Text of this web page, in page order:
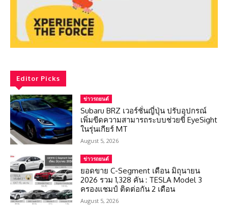
Editor Picks
ข่าวรถยนต์
Subaru BRZ เวอร์ชั่นญี่ปุ่น ปรับอุปกรณ์
เพิ่มขีดความสามารถระบบช่วยขี่ EyeSight
ในรุ่นเกียร์ MT
August 5, 2026
ข่าวรถยนต์
ยอดขาย C-Segment เดือน มิถุนายน
2026 รวม 1,328 คัน : TESLA Model 3
ครองแชมป์ ติดต่อกัน 2 เดือน
August 5, 2026